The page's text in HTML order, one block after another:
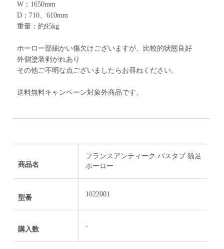
W：1650mm
D：710、610mm
重量：約95kg
ホーロー部細かい傷欠けございますが、比較的状態良好
外側塗装剥がれあり
その他ご不明な点ございましたらお尋ねください。
送料無料キャンペーン対象外商品です。
商品名
フランスアンティーク バスタブ 猫足
ホーロー
型番 1022001
購入数 -